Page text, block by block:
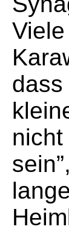
nicht